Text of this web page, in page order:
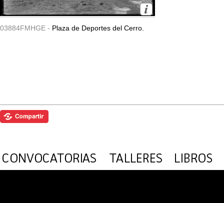
03884FMHGE - Plaza de Deportes del Cerro.